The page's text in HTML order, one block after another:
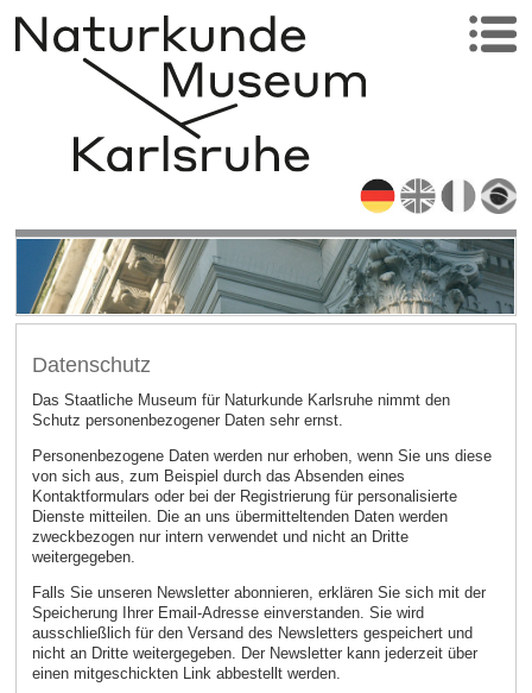
Datenschutz
Das Staatliche Museum für Naturkunde Karlsruhe nimmt den
Schutz personenbezogener Daten sehr ernst.
Personenbezogene Daten werden nur erhoben, wenn Sie uns diese
von sich aus, zum Beispiel durch das Absenden eines
Kontaktformulars oder bei der Registrierung für personalisierte
Dienste mitteilen. Die an uns übermitteltenden Daten werden
zweckbezogen nur intern verwendet und nicht an Dritte
weitergegeben.
Falls Sie unseren Newsletter abonnieren, erklären Sie sich mit der
Speicherung Ihrer Email-Adresse einverstanden. Sie wird
ausschließlich für den Versand des Newsletters gespeichert und
nicht an Dritte weitergegeben. Der Newsletter kann jederzeit über
einen mitgeschickten Link abbestellt werden.